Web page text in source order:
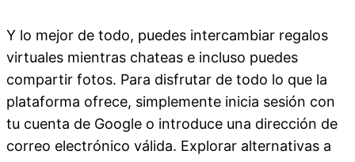
Y lo mejor de todo, puedes intercambiar regalos
virtuales mientras chateas e incluso puedes
compartir fotos. Para disfrutar de todo lo que la
plataforma ofrece, simplemente inicia sesión con
tu cuenta de Google o introduce una dirección de
correo electrónico válida. Explorar alternativas a